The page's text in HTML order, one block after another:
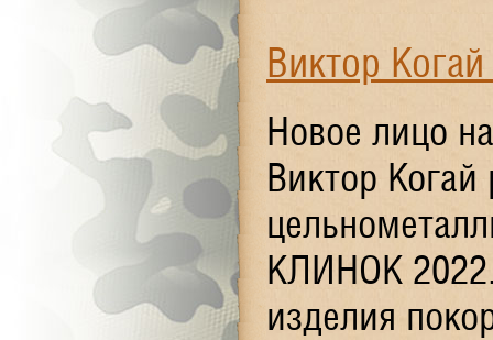
Виктор
Новое лицо
Виктор
КЛИНОК
изделия